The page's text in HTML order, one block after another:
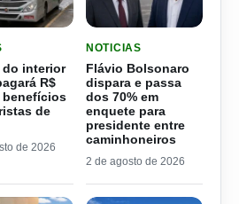
do interior
R$
benefícios
de
de 2026
NOTICIAS
Flávio Bolsonaro
dispara e passa
dos 70% em
enquete para
presidente entre
caminhoneiros
2 de agosto de 2026